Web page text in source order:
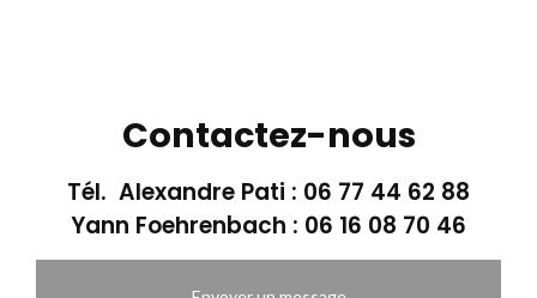
Contactez-nous
Tél. Alexandre Pati : 06 77 44 62 88
Yann Foehrenbach : 06 16 08 70 46